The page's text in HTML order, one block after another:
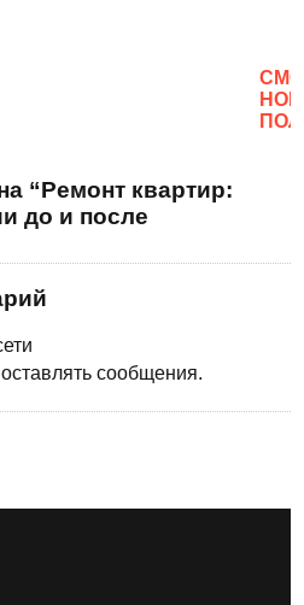
“Ремонт квартир:
до и после
сообщения.